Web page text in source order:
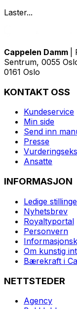
Laster...
Cappelen Damm
Sentrum, 0055
0161 Oslo
KONTAKT OSS
Kundeservice
Min side
Send inn
Presse
Ansatte
INFORMASJON
Ledige
Nyhetsbrev
Royaltyportal
Personvern
Om kunstig
Bærekraft i
NETTSTEDER
Agency